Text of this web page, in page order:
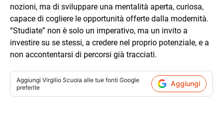
nozioni, ma di sviluppare una mentalità aperta, curiosa,
capace di cogliere le opportunità offerte dalla modernità.
“Studiate” non è solo un imperativo, ma un invito a
investire su se stessi, a credere nel proprio potenziale, e a
non accontentarsi di percorsi già tracciati.
Aggiungi Virgilio Scuola alle tue fonti Google
preferite
Aggiungi